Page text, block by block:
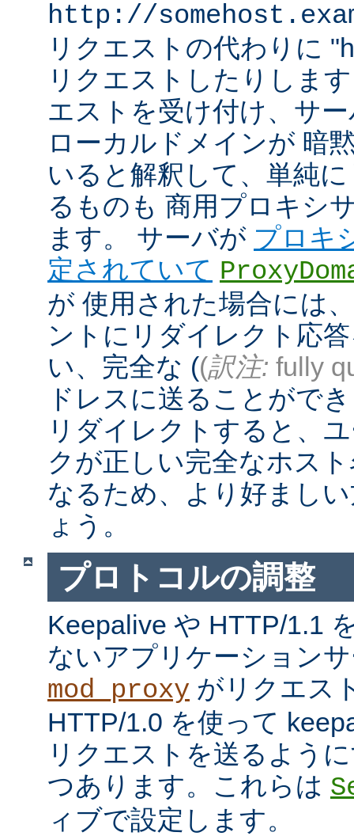
http://
リクエストの代わりに
リクエストしたりしま
エストを受け付け、サ
ローカルドメインが 暗
いると解釈して、単純
るものも 商用プロキシ
ます。 サーバが プロキ
定されていて
が 使用された場合には
ントにリダイレクト応
い、完全な ((訳注: fully
ドレスに送ることがで
リダイレクトすると、
クが正しい完全なホス
なるため、より好まし
ょう。
プロトコルの調整
Keepalive や HTTP/1.1
ないアプリケーション
mod_proxy がリクエス
HTTP/1.0 を使って
リクエストを送るよう
つあります。これらは
ィブで設定します。